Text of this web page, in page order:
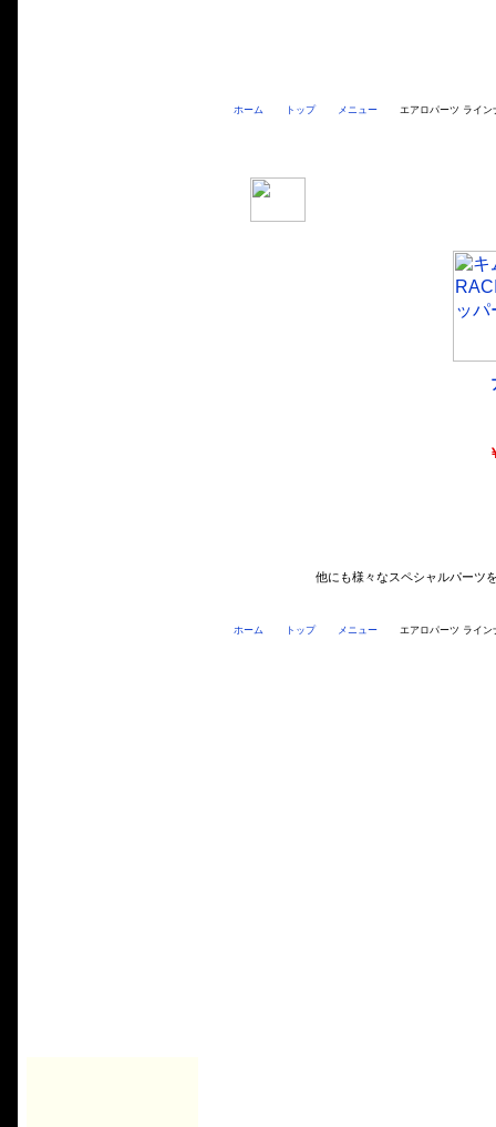
ホーム トップ メニュー エアロパーツ ライン
他にも様々なスペシャルパーツ
ホーム トップ メニュー エアロパーツ ライン